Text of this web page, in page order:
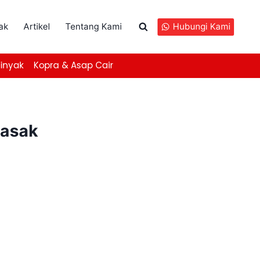
Artikel Tentang Kami Hubungi Kami
Kopra & Asap Cair